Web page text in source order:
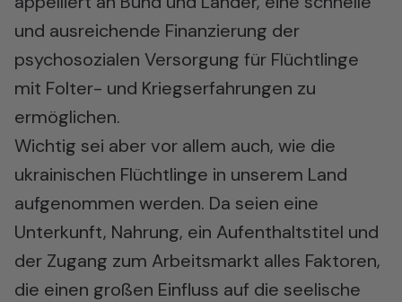
und ausreichende Finanzierung der
psychosozialen Versorgung für Flüchtlinge
mit Folter- und Kriegserfahrungen zu
ermöglichen.
Wichtig sei aber vor allem auch, wie die
ukrainischen Flüchtlinge in unserem Land
aufgenommen werden. Da seien eine
Unterkunft, Nahrung, ein Aufenthaltstitel und
der Zugang zum Arbeitsmarkt alles Faktoren,
die einen großen Einfluss auf die seelische